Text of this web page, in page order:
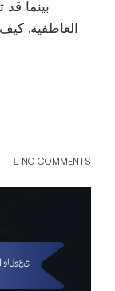
بينما قد
العاطفية.
NO COMMENTS